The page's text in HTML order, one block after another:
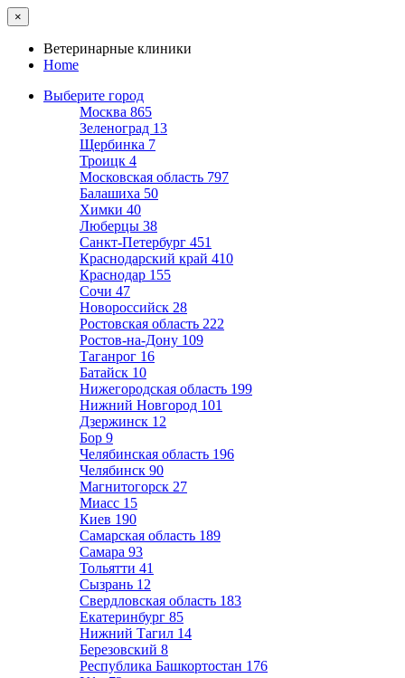
×
Ветеринарные клиники
Home
Выберите город
Москва 865
Зеленоград 13
Щербинка 7
Троицк 4
Московская область 797
Балашиха 50
Химки 40
Люберцы 38
Санкт-Петербург 451
Краснодарский край 410
Краснодар 155
Сочи 47
Новороссийск 28
Ростовская область 222
Ростов-на-Дону 109
Таганрог 16
Батайск 10
Нижегородская область 199
Нижний Новгород 101
Дзержинск 12
Бор 9
Челябинская область 196
Челябинск 90
Магнитогорск 27
Миасс 15
Киев 190
Самарская область 189
Самара 93
Тольятти 41
Сызрань 12
Свердловская область 183
Екатеринбург 85
Нижний Тагил 14
Березовский 8
Республика Башкортостан 176